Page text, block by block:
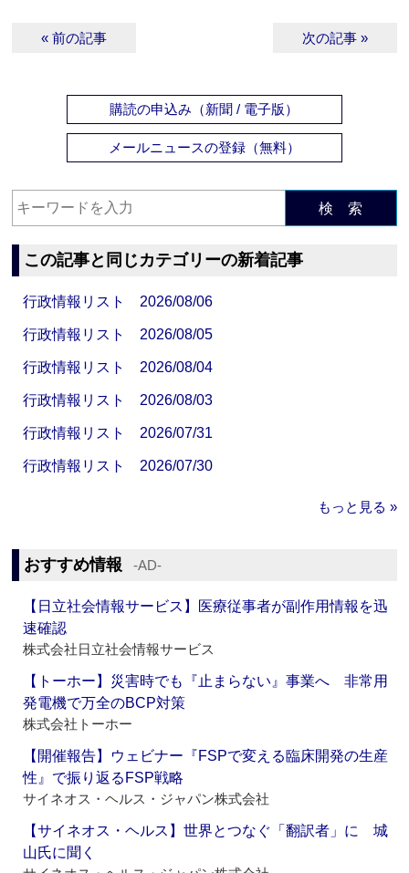
« 前の記事 次の記事 »
購読の申込み（新聞 / 電子版）
メールニュースの登録（無料）
検 索
この記事と同じカテゴリーの新着記事
行政情報リスト 2026/08/06
行政情報リスト 2026/08/05
行政情報リスト 2026/08/04
行政情報リスト 2026/08/03
行政情報リスト 2026/07/31
行政情報リスト 2026/07/30
もっと見る »
おすすめ情報 ‐AD‐
【日立社会情報サービス】医療従事者が副作用情報を迅
速確認
株式会社日立社会情報サービス
【トーホー】災害時でも『止まらない』事業へ 非常用
発電機で万全のBCP対策
株式会社トーホー
【開催報告】ウェビナー『FSPで変える臨床開発の生産
性』で振り返るFSP戦略
サイネオス・ヘルス・ジャパン株式会社
【サイネオス・ヘルス】世界とつなぐ「翻訳者」に 城
山氏に聞く